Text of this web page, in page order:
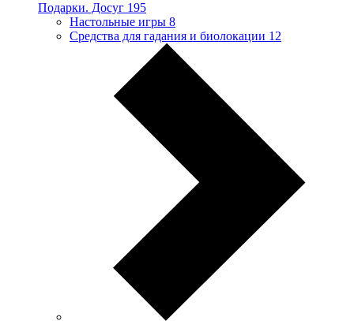
Подарки. Досуг 195
Настольные игры 8
Средства для гадания и биолокации 12